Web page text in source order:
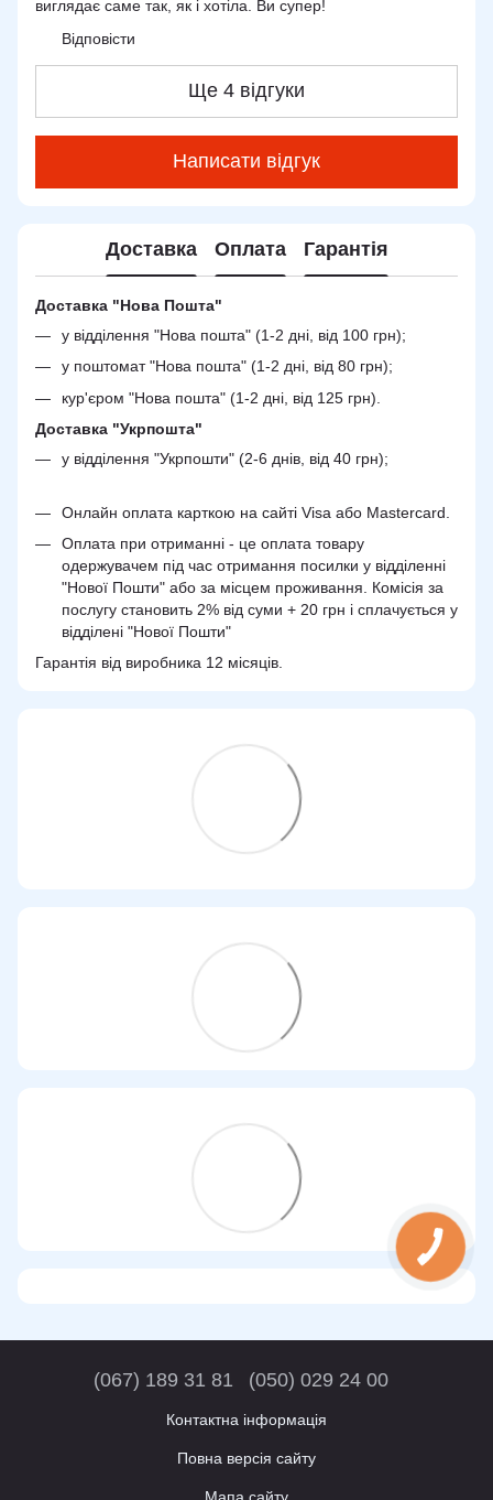
виглядає саме так, як і хотіла. Ви супер!
Відповісти
Ще 4 відгуки
Написати відгук
Доставка Оплата Гарантія
Доставка "Нова Пошта"
у відділення "Нова пошта" (1-2 дні, від 100 грн);
у поштомат "Нова пошта" (1-2 дні, від 80 грн);
кур'єром "Нова пошта" (1-2 дні, від 125 грн).
Доставка "Укрпошта"
у відділення "Укрпошти" (2-6 днів, від 40 грн);
Онлайн оплата карткою на сайті Visa або Mastercard.
Оплата при отриманні - це оплата товару
одержувачем під час отримання посилки у відділенні
"Нової Пошти" або за місцем проживання. Комісія за
послугу становить 2% від суми + 20 грн і сплачується у
відділені "Нової Пошти"
Гарантія від виробника 12 місяців.
(067) 189 31 81 (050) 029 24 00
Контактна інформація
Повна версія сайту
Мапа сайту